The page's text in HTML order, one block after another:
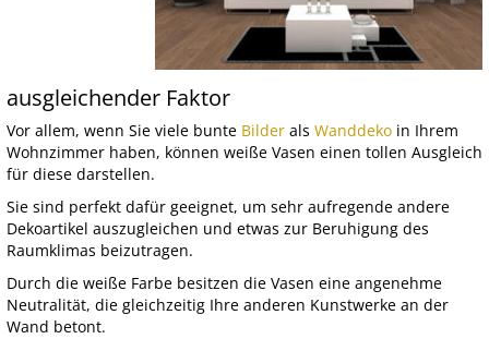
ausgleichender Faktor
Vor allem, wenn Sie viele bunte Bilder als Wanddeko in Ihrem
Wohnzimmer haben, können weiße Vasen einen tollen Ausgleich
für diese darstellen.
Sie sind perfekt dafür geeignet, um sehr aufregende andere
Dekoartikel auszugleichen und etwas zur Beruhigung des
Raumklimas beizutragen.
Durch die weiße Farbe besitzen die Vasen eine angenehme
Neutralität, die gleichzeitig Ihre anderen Kunstwerke an der
Wand betont.